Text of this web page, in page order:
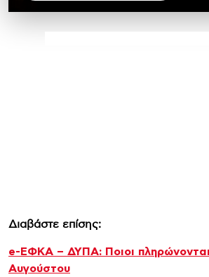
Διαβάστε επίσης:
e-ΕΦΚΑ – ΔΥΠΑ: Ποιοι
Αυγούστου